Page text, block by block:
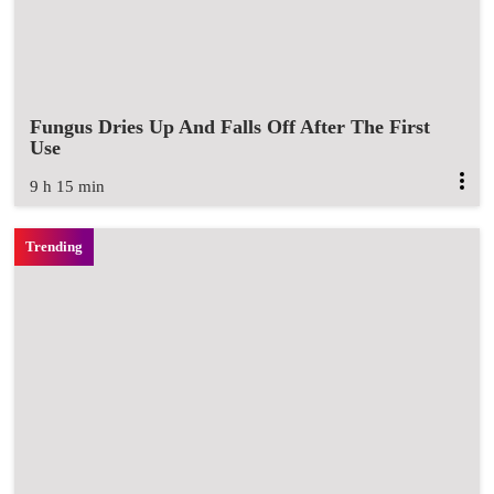
Fungus Dries Up And Falls Off After The First
Use
9 h 15 min